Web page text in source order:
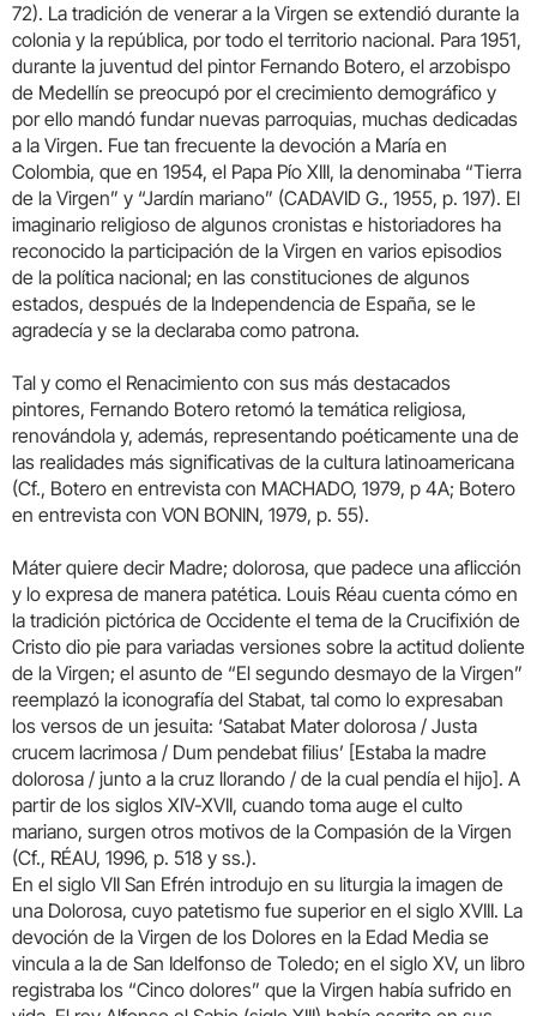
72). La tradición de venerar a la Virgen se extendió durante la
colonia y la república, por todo el territorio nacional. Para 1951,
durante la juventud del pintor Fernando Botero, el arzobispo
de Medellín se preocupó por el crecimiento demográfico y
por ello mandó fundar nuevas parroquias, muchas dedicadas
a la Virgen. Fue tan frecuente la devoción a María en
Colombia, que en 1954, el Papa Pío XIII, la denominaba “Tierra
de la Virgen” y “Jardín mariano” (CADAVID G., 1955, p. 197). El
imaginario religioso de algunos cronistas e historiadores ha
reconocido la participación de la Virgen en varios episodios
de la política nacional; en las constituciones de algunos
estados, después de la Independencia de España, se le
agradecía y se la declaraba como patrona.
Tal y como el Renacimiento con sus más destacados
pintores, Fernando Botero retomó la temática religiosa,
renovándola y, además, representando poéticamente una de
las realidades más significativas de la cultura latinoamericana
(Cf., Botero en entrevista con MACHADO, 1979, p 4A; Botero
en entrevista con VON BONIN, 1979, p. 55).
Máter quiere decir Madre; dolorosa, que padece una aflicción
y lo expresa de manera patética. Louis Réau cuenta cómo en
la tradición pictórica de Occidente el tema de la Crucifixión de
Cristo dio pie para variadas versiones sobre la actitud doliente
de la Virgen; el asunto de “El segundo desmayo de la Virgen”
reemplazó la iconografía del Stabat, tal como lo expresaban
los versos de un jesuita: ‘Satabat Mater dolorosa / Justa
crucem lacrimosa / Dum pendebat filius’ [Estaba la madre
dolorosa / junto a la cruz llorando / de la cual pendía el hijo]. A
partir de los siglos XIV-XVII, cuando toma auge el culto
mariano, surgen otros motivos de la Compasión de la Virgen
(Cf., RÉAU, 1996, p. 518 y ss.).
En el siglo VII San Efrén introdujo en su liturgia la imagen de
una Dolorosa, cuyo patetismo fue superior en el siglo XVIII. La
devoción de la Virgen de los Dolores en la Edad Media se
vincula a la de San Idelfonso de Toledo; en el siglo XV, un libro
registraba los “Cinco dolores” que la Virgen había sufrido en